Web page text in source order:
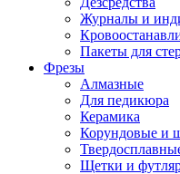
Журналы и
Пакеты для
Фрезы
Алмазные
Для педикюра
Керамика
Корундовые и
Щетки и